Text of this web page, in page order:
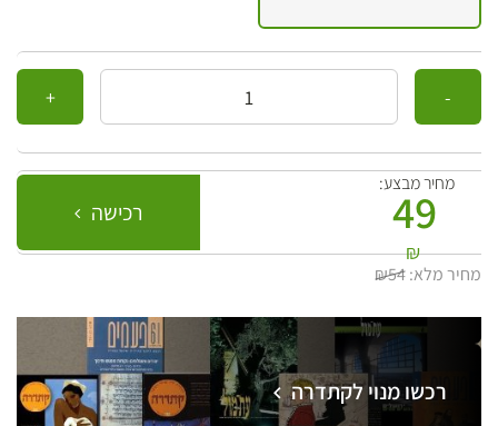
כמות
מחיר מבצע:
49
₪
רכישה
מחיר מלא:₪54
רכשו מנוי לקתדרה